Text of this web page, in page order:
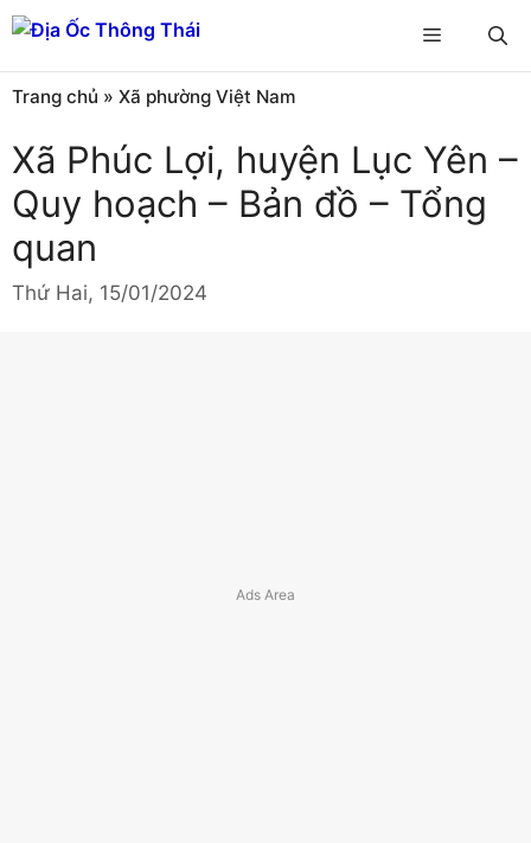
Chuyển
đến
nội
dung
Menu
Trang chủ » Xã phường Việt Nam
Xã Phúc Lợi, huyện Lục Yên –
Quy hoạch – Bản đồ – Tổng
quan
Thứ Hai, 15/01/2024